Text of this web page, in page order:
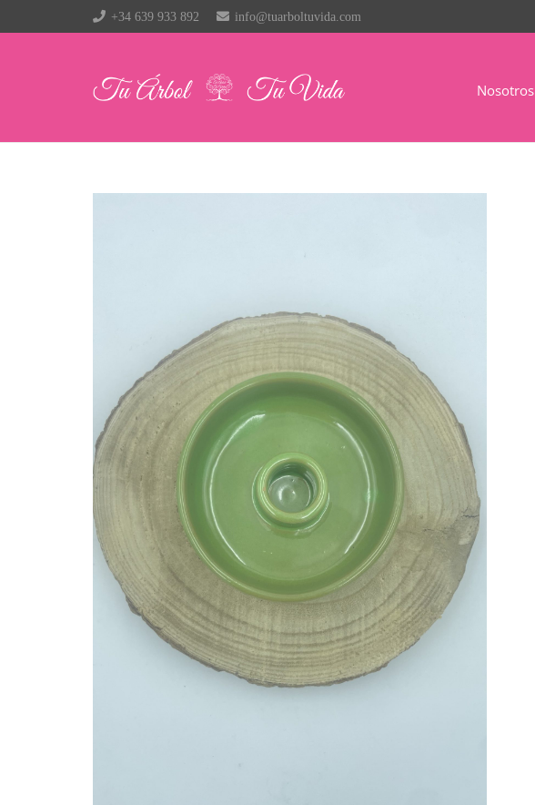
+34 639 933 892 info@tuarboltuvida.com
Nosotros